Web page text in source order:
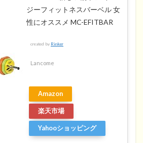
ジーフィットネスバーベル 女
性にオススメ MC-EFITBAR
created by Rinker
Lancome
Amazon
楽天市場
Yahooショッピング